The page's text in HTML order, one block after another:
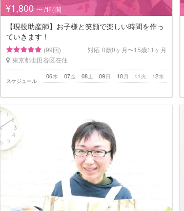
¥1,800 〜 /1時間
【現役助産師】お子様と笑顔で楽しい時間を作っ
ていきます！
(99回) 対応 0歳0ヶ月〜15歳11ヶ月
東京都世田谷区在住
スケジュール
木
06 金
07 土
08 日
09 月
10 火
11 水
12